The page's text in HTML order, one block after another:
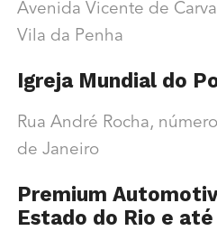
Avenida Vicente de
Vila da Penha
Igreja Mundial do
Rua André Rocha,
de Janeiro
Premium
Estado do Rio e